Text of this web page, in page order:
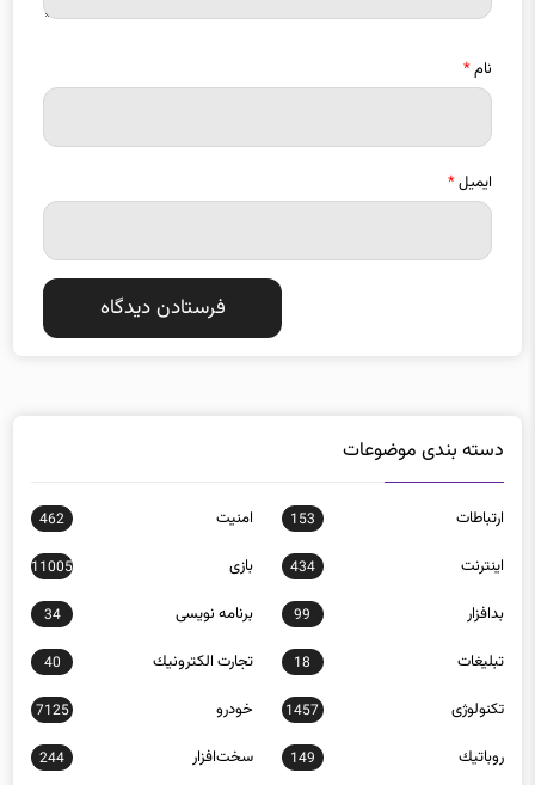
نام*
ایمیل*
دسته بندی موضوعات
ارتباطات 153 امنيت 462
اينترنت 434 بازی 11005
بدافزار 99 برنامه نويسی 34
تبلیغات 18 تجارت الكترونيك 40
تکنولوژی 1457 خودرو 7125
روباتيك 149 سخت‌افزار 244